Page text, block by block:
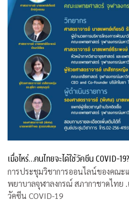
เมื่อไหร่…คนไทยจะได้ใช้วัคซีน COVID-
การประชุมวิชาการออนไลน์ของคณ
พยาบาลจุฬาลงกรณ์ สภากาชาดไทย
วัคซีน COVID-19